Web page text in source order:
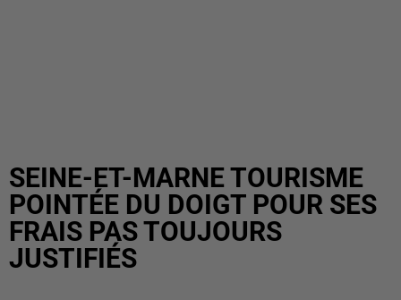
SEINE-ET-MARNE TOURISME
POINTÉE DU DOIGT POUR SES
FRAIS PAS TOUJOURS
JUSTIFIÉS